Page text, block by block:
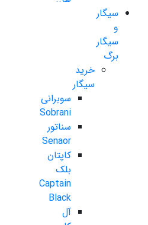
سیگار
و
سیگار
برگ
خرید
سیگار
سوبرانی
Sobrani
سناتور
Senaor
کاپتان
بلک
Captain
Black
آل